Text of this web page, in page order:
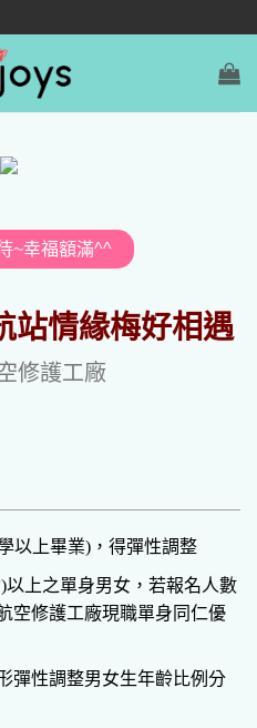
~幸福額滿^^
站情緣梅好相遇
修護工廠
以上畢業)，得彈性調整
以上之單身男女，若報名人數
空修護工廠現職單身同仁優
彈性調整男女生年齡比例分